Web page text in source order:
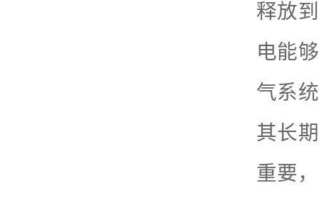
释放
电能
气系
其长
重要